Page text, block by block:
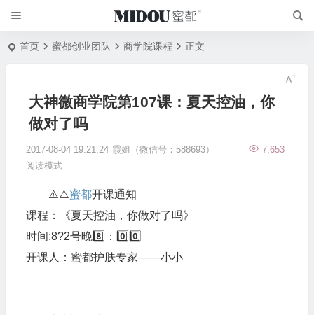
首页 蜜都创业团队 商学院课程 正文
大神微商学院第107课：夏天控油，你
做对了吗
2017-08-04 19:21:24 霞姐（微信号：588693）
7,653
阅读模式
⚠️⚠️蜜都开课通知
课程：《夏天控油，你做对了吗》
时间:8?️2号晚8️⃣：0️⃣0️⃣
开课人：蜜都护肤专家——小小